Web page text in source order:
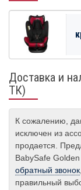
Доставка и
ТК)
К сожалению,
исключен из
продается.
BabySafe
обратный звонок
правильный